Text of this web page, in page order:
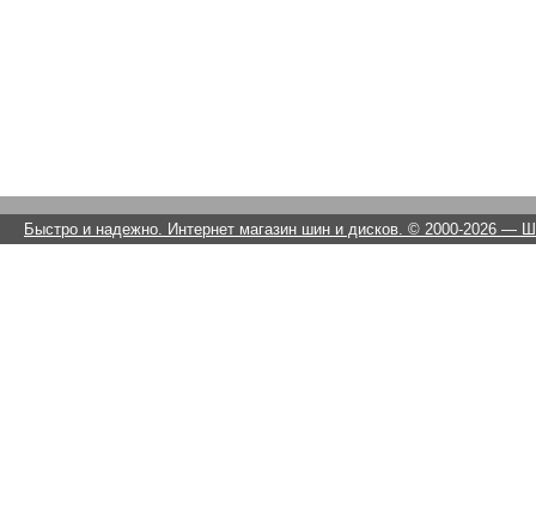
Быстро и надежно. Интернет магазин шин и дисков. © 2000-2026 —